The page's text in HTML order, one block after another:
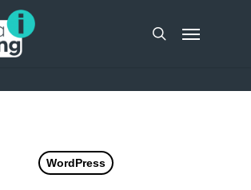
search
Menu
WordPress